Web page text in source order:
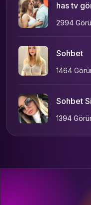
has tv
2994
Sohbet
1464
Sohbet
1394